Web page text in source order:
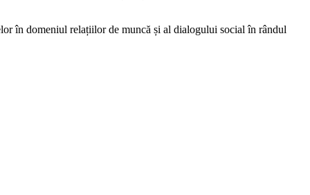
în domeniul relațiilor de muncă și al dialogului social în rândul